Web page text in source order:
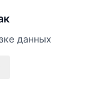
данных